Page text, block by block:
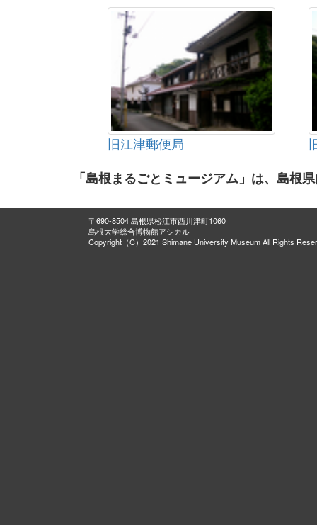
旧江津郵便局
「島根まるごとミュージアム」は、島根
〒690-8504 島根県松江市西川津町1060
島根大学総合博物館アシカル
Copyright（C）2021 Shimane University Museum All Rights